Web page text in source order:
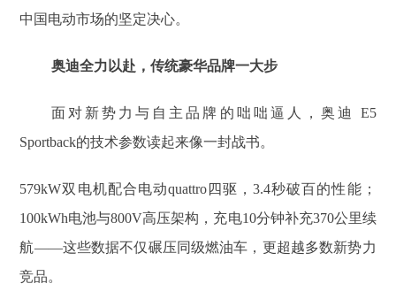
中国电动市场的坚定决心。
奥迪全力以赴，传统豪华品牌一大步
面对新势力与自主品牌的咄咄逼人，奥迪 E5
Sportback的技术参数读起来像一封战书。
579kW双电机配合电动quattro四驱，3.4秒破百的性能；
100kWh电池与800V高压架构，充电10分钟补充370公里续
航——这些数据不仅碾压同级燃油车，更超越多数新势力
竞品。